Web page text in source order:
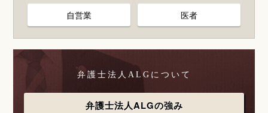
自営業 医者
弁護士法人ALGについて
弁護士法人ALGの強み